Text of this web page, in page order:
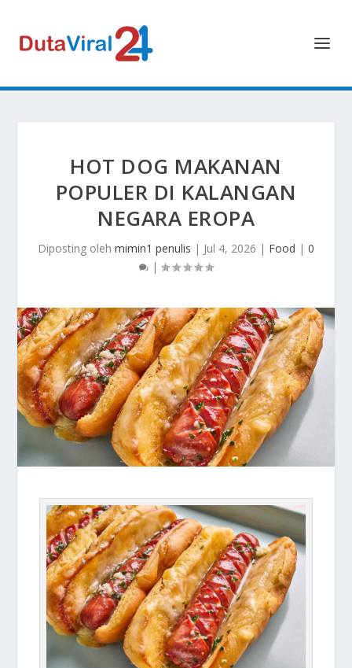
HOT DOG MAKANAN
POPULER DI KALANGAN
NEGARA EROPA
Diposting oleh mimin1 penulis | Jul 4, 2026 | Food | 0
|